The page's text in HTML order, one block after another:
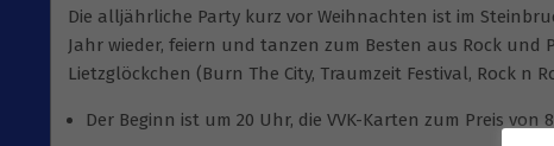
Die alljährliche Party kurz vor Weihnachten ist im
Jahr wieder, feiern und tanzen zum Besten aus Rock und
Lietzglöckchen (Burn The City, Traumzeit Festival, Rock n
Der Beginn ist um 20 Uhr, die VVK-Karten zum Preis